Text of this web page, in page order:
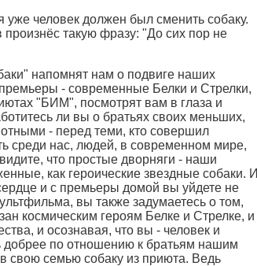
уже человек должен был сменить собаку.
произнёс такую фразу: "До сих пор не
напомнят нам о подвиге наших
- современные Белки и Стрелки,
"БИМ", посмотрят вам в глаза и
ли вы о братьях своих меньших,
- перед теми, кто совершил
среди нас, людей, в современном мире,
что простые дворняги - наши
как героические звездные собаки. И
и с премьеры домой вы уйдете не
вы также задумаетесь о том,
космическим героям Белке и Стрелке, и
и осознавая, что вы - человек и
добрее по отношению к братьям нашим
свою семью собаку из приюта. Ведь